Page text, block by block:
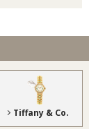
Tiffany & Co.